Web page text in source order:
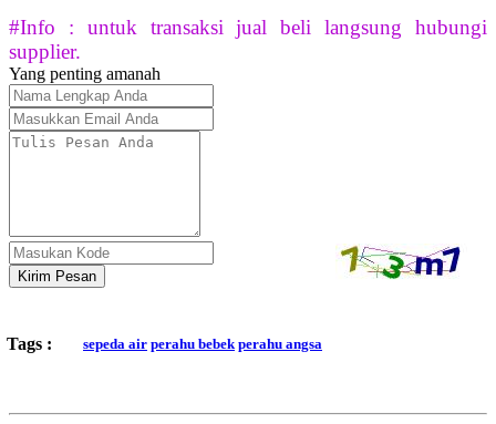
#Info : untuk transaksi jual beli langsung hubungi
supplier.
Yang penting amanah
Kirim Pesan
Tags : sepeda air perahu bebek perahu angsa